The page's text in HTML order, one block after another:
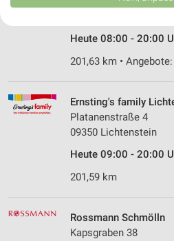
Heute 08:00 - 20:00
201,63 km •
Ernsting's family
Platanenstraße 4
09350 Lichtenstein
Heute 09:00 - 20:00
201,59 km
Rossmann Schmölln
Kapsgraben 38
Website/App.
Wir nutzen Ihre Daten für folgende Zwecke:
Speichern von oder Zugriff auf
auf einem Endgerät
Werbeanzeigen
Erstellung von Profilen für
Verwendung von Profilen zur
personalisierter Werbung